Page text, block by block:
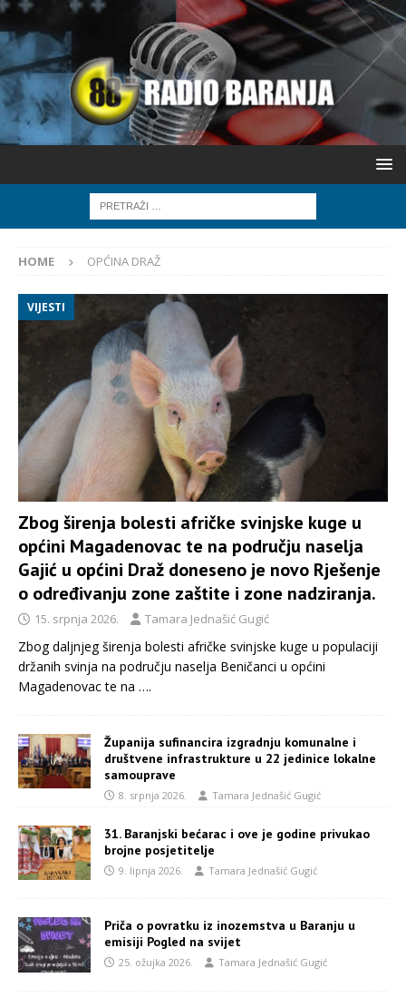
HOME OPĆINA DRAŽ
VIJESTI
Zbog širenja bolesti afričke svinjske kuge u
općini Magadenovac te na području naselja
Gajić u općini Draž doneseno je novo Rješenje
o određivanju zone zaštite i zone nadziranja.
15. srpnja 2026. Tamara Jednašić Gugić
Zbog daljnjeg širenja bolesti afričke svinjske kuge u populaciji
držanih svinja na području naselja Beničanci u općini
Magadenovac te na ….
Županija sufinancira izgradnju komunalne i
društvene infrastrukture u 22 jedinice lokalne
samouprave
8. srpnja 2026. Tamara Jednašić Gugić
31. Baranjski bećarac i ove je godine privukao
brojne posjetitelje
9. lipnja 2026. Tamara Jednašić Gugić
Priča o povratku iz inozemstva u Baranju u
emisiji Pogled na svijet
25. ožujka 2026. Tamara Jednašić Gugić